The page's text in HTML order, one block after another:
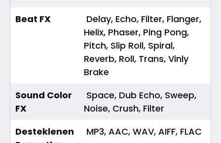
Beat FX
Delay, Echo, Filter, Flanger,
Helix, Phaser, Ping Pong,
Pitch, Slip Roll, Spiral,
Reverb, Roll, Trans, Vinly
Brake
Sound Color
FX
Space, Dub Echo, Sweep,
Noise, Crush, Filter
Desteklenen
MP3, AAC, WAV, AIFF, FLAC